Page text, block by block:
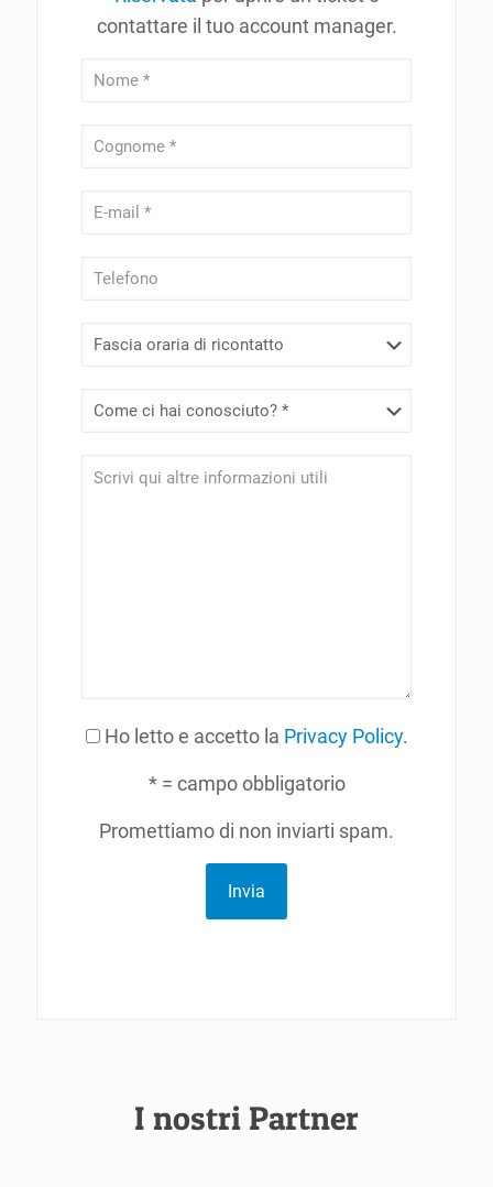
contattare il tuo account manager.
Ho letto e accetto la Privacy Policy.
* = campo obbligatorio
Promettiamo di non inviarti spam.
Invia
I nostri Partner